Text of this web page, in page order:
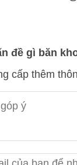
đề gì băn
cấp thêm